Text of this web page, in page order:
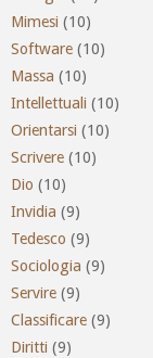
Mimesi (10)
Software (10)
Massa (10)
Intellettuali (10)
Orientarsi (10)
Scrivere (10)
Dio (10)
Invidia (9)
Tedesco (9)
Sociologia (9)
Servire (9)
Classificare (9)
Diritti (9)